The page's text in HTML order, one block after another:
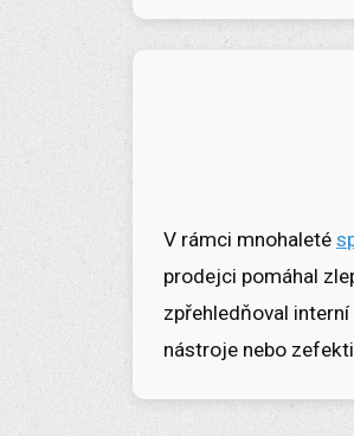
V rámci mnohaleté
prodejci pomáhal
zpřehledňoval
nástroje nebo